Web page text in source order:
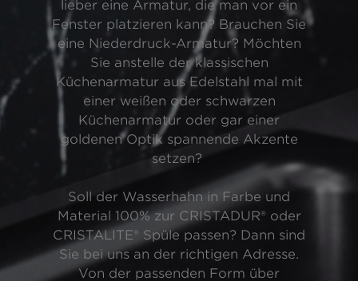
lieber eine Armatur, die man vor ein
Fenster platzieren kann? Brauchen Sie
eine Niederdruck-Armatur? Möchten
Sie anstelle der klassischen
Küchenarmatur aus Edelstahl mal mit
einer weißen oder schwarzen
Küchenarmatur oder gar einer
goldenen Optik spannende Akzente
setzen?
Soll der Wasserhahn in Farbe und
Material 100% zur CRISTADUR® oder
CRISTALITE® Spüle passen? Dann sind
Sie bei uns an der richtigen Adresse.
Von der passenden Form über